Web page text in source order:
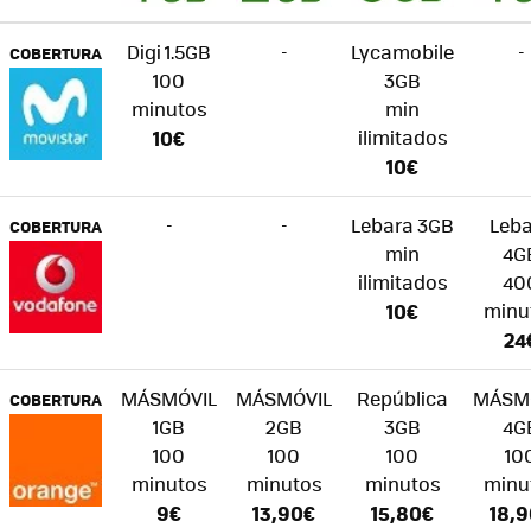
COBERTURA
Digi 1.5GB
100
minutos
10€
-
Lycamobile
3GB
min
ilimitados
10€
-
COBERTURA - -
Lebara 3GB
min
ilimitados
10€
COBERTURA
MÁSMÓVIL
1GB
100
minutos
9€
MÁSMÓVIL
2GB
100
minutos
13,90€
República
3GB
100
minutos
15,80€